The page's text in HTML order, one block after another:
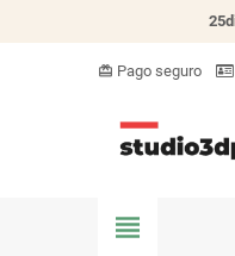
card_giftcard Pago seguro
view_headline